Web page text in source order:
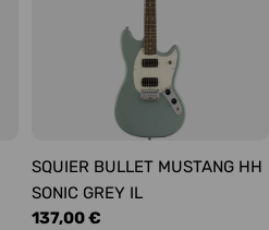
SQUIER BULLET MUSTANG HH
SONIC GREY IL
Precio
137,00 €